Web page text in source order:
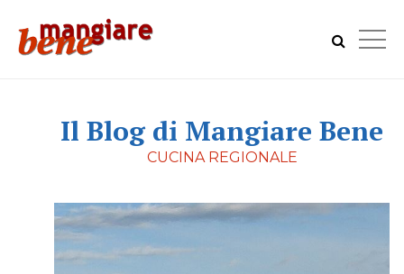
Il Blog di Mangiare Bene
CUCINA REGIONALE